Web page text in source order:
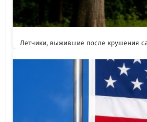
Летчики, выжившие после крушения